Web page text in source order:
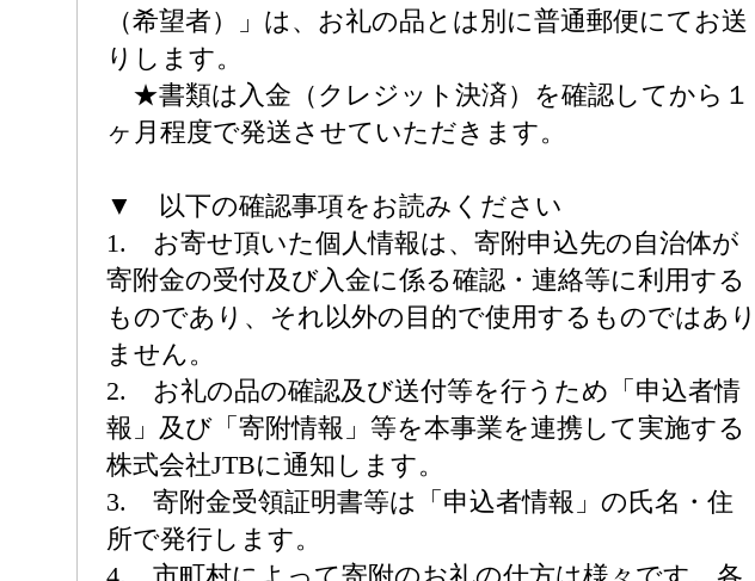
（希望者）」は、お礼の品とは別に普通郵便にてお送
りします。
★書類は入金（クレジット決済）を確認してから１
ヶ月程度で発送させていただきます。
▼ 以下の確認事項をお読みください
1. お寄せ頂いた個人情報は、寄附申込先の自治体が
寄附金の受付及び入金に係る確認・連絡等に利用する
ものであり、それ以外の目的で使用するものではあり
ません。
2. お礼の品の確認及び送付等を行うため「申込者情
報」及び「寄附情報」等を本事業を連携して実施する
株式会社JTBに通知します。
3. 寄附金受領証明書等は「申込者情報」の氏名・住
所で発行します。